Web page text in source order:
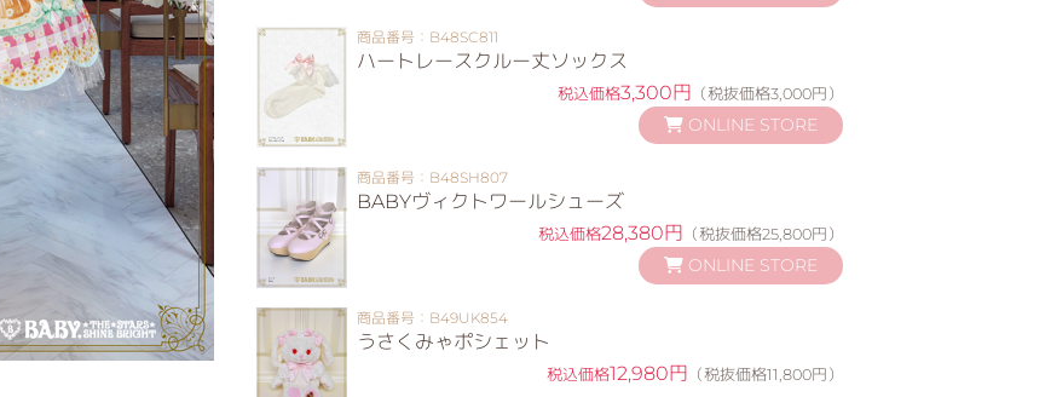
商品番号：B48SC811
ハートレースクルー丈ソックス
税込価格3,300円 （税抜価格3,000円）
ONLINE STORE
商品番号：B48SH807
BABYヴィクトワールシューズ
税込価格28,380円 （税抜価格25,800円）
ONLINE STORE
商品番号：B49UK854
うさくみゃポシェット
税込価格12,980円 （税抜価格11,800円）